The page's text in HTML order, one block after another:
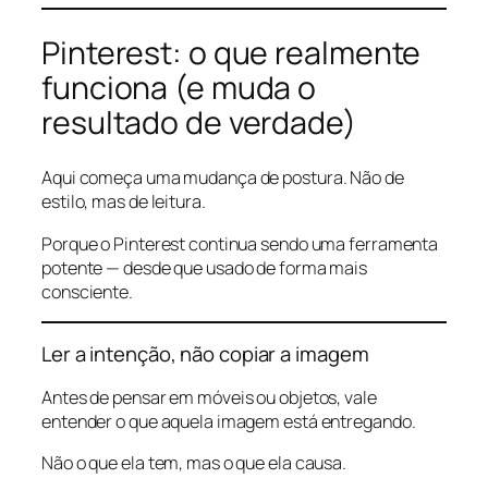
Pinterest: o que realmente
funciona (e muda o
resultado de verdade)
Aqui começa uma mudança de postura. Não de
estilo, mas de leitura.
Porque o Pinterest continua sendo uma ferramenta
potente — desde que usado de forma mais
consciente.
Ler a intenção, não copiar a imagem
Antes de pensar em móveis ou objetos, vale
entender o que aquela imagem está entregando.
Não o que ela tem, mas o que ela causa.